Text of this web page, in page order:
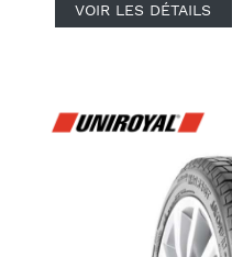
VOIR LES DÉTAILS